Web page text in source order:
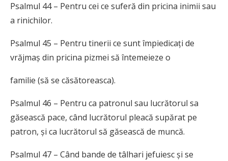
Psalmul 44 – Pentru cei ce suferă din pricina inimii sau
a rinichilor.
Psalmul 45 – Pentru tinerii ce sunt împiedicați de
vrăjmaș din pricina pizmei să întemeieze o
familie (să se căsătoreasca).
Psalmul 46 – Pentru ca patronul sau lucrătorul sa
găsească pace, când lucrătorul pleacă supărat pe
patron, și ca lucrătorul să găsească de muncă.
Psalmul 47 – Când bande de tâlhari jefuiesc și se